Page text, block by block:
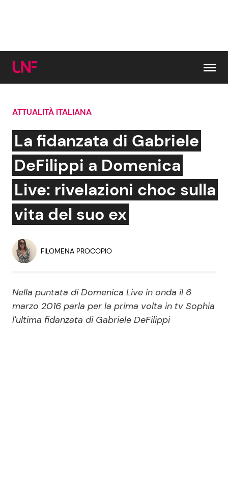
Cerca:
News e Cronaca
Attualità Italiana
Dal Mondo
Economia
Persone Scomparse
Politica
Gossip e TV
Bellezze VIP
Reality e Talent
Soap Opera
ATTUALITÀ ITALIANA
La fidanzata di Gabriele
DeFilippi a Domenica
Live: rivelazioni choc sulla
vita del suo ex
FILOMENA PROCOPIO
Nella puntata di Domenica Live in onda il 6
marzo 2016 parla per la prima volta in tv Sophia
l'ultima fidanzata di Gabriele DeFilippi